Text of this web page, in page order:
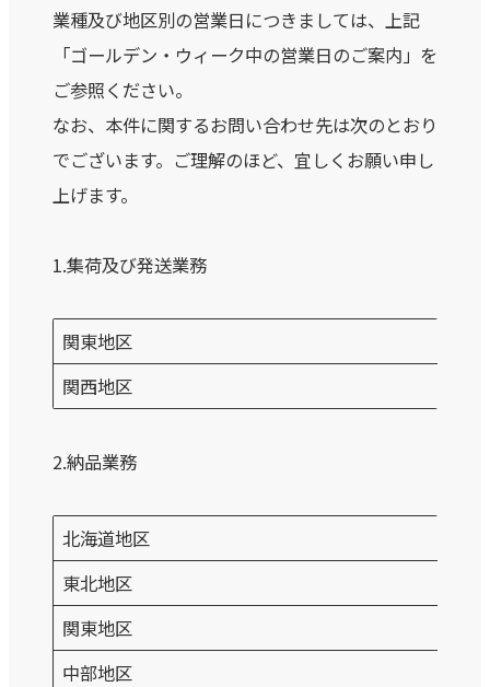
業種及び地区別の営業日につきましては、上記
「ゴールデン・ウィーク中の営業日のご案内」を
ご参照ください。
なお、本件に関するお問い合わせ先は次のとおり
でございます。ご理解のほど、宜しくお願い申し
上げます。
1.集荷及び発送業務
関東地区
関西地区
2.納品業務
北海道地区
東北地区
関東地区
中部地区